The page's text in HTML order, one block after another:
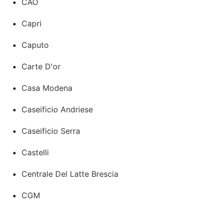
Capri
Caputo
Carte D'or
Casa Modena
Caseificio Andriese
Caseificio Serra
Castelli
Centrale Del Latte Brescia
CGM